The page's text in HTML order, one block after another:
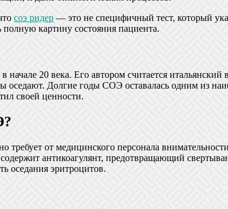
соэ ридер — это не специфичный тест, который
картину состояния пациента.
начале 20 века. Его автором считается
оседают. Долгие годы СОЭ оставалась одним из
своей ценности.
от медицинского персонала
антикоагулянт, предотвращающий
оседания эритроцитов.